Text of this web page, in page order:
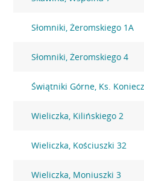
Słomniki, Żeromskiego 1A
Słomniki, Żeromskiego 4
Świątniki Górne, Ks.
Wieliczka, Kilińskiego 2
Wieliczka, Kościuszki 32
Wieliczka, Moniuszki 3